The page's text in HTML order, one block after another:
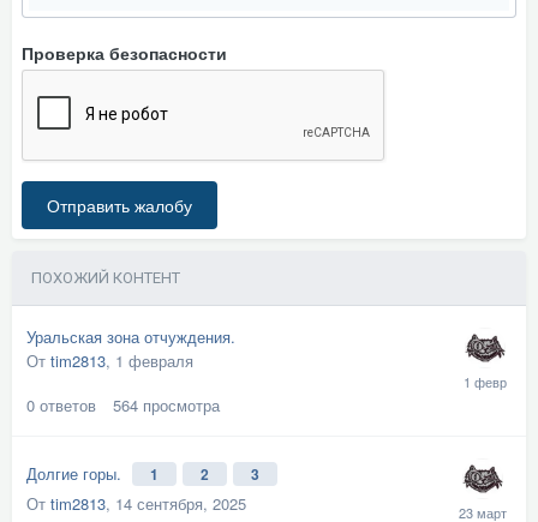
Проверка безопасности
Отправить жалобу
ПОХОЖИЙ КОНТЕНТ
Уральская зона отчуждения.
От tim2813, 1 февраля
0 ответов 564 просмотра
Долгие горы. 1 2 3
От tim2813, 14 сентября, 2025